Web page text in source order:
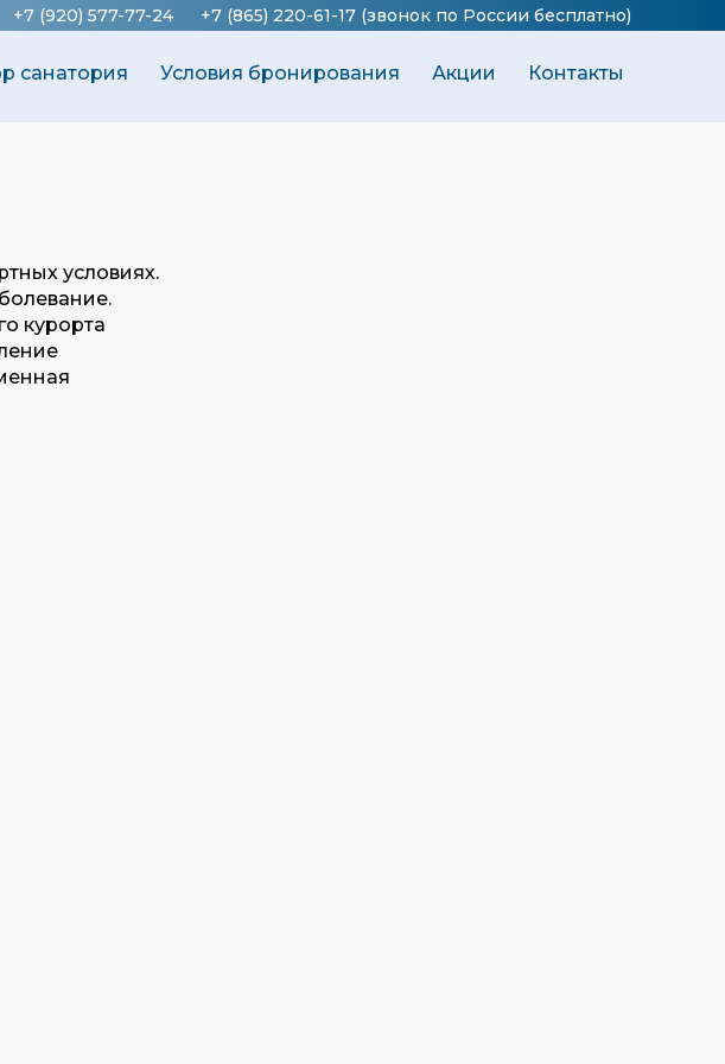
+7 (920) 577-77-24 +7 (865) 220-61-17 (звонок по России бесплатно)
санатория Условия бронирования Акции Контакты
условиях.
курорта